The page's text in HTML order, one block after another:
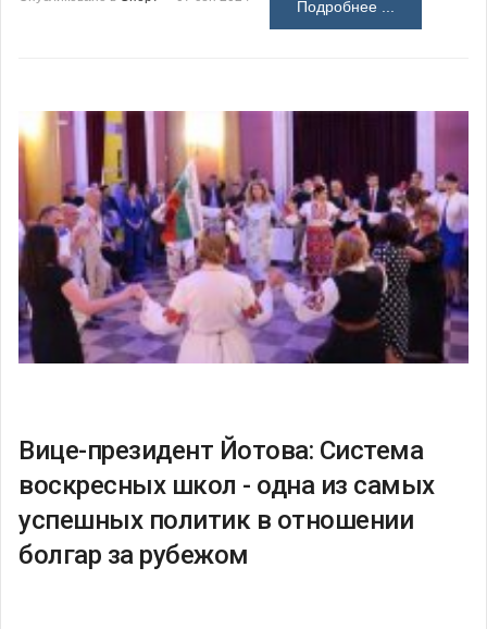
Подробнее ...
Вице-президент Йотова: Система
воскресных школ - одна из самых
успешных политик в отношении
болгар за рубежом